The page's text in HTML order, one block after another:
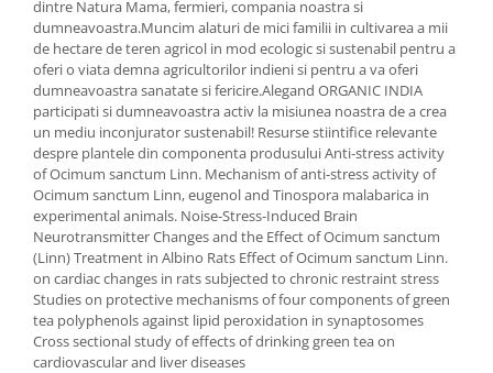
dintre Natura Mama, fermieri, compania noastra si
dumneavoastra.Muncim alaturi de mici familii in cultivarea a mii
de hectare de teren agricol in mod ecologic si sustenabil pentru a
oferi o viata demna agricultorilor indieni si pentru a va oferi
dumneavoastra sanatate si fericire.Alegand ORGANIC INDIA
participati si dumneavoastra activ la misiunea noastra de a crea
un mediu inconjurator sustenabil! Resurse stiintifice relevante
despre plantele din componenta produsului Anti-stress activity
of Ocimum sanctum Linn. Mechanism of anti-stress activity of
Ocimum sanctum Linn, eugenol and Tinospora malabarica in
experimental animals. Noise-Stress-Induced Brain
Neurotransmitter Changes and the Effect of Ocimum sanctum
(Linn) Treatment in Albino Rats Effect of Ocimum sanctum Linn.
on cardiac changes in rats subjected to chronic restraint stress
Studies on protective mechanisms of four components of green
tea polyphenols against lipid peroxidation in synaptosomes
Cross sectional study of effects of drinking green tea on
cardiovascular and liver diseases